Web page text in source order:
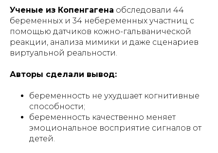
Ученые из Копенгагена обследовали 44
беременных и 34 небеременных участниц с
помощью датчиков кожно-гальванической
реакции, анализа мимики и даже сценариев
виртуальной реальности.
Авторы сделали вывод:
беременность не ухудшает когнитивные
способности;
беременность качественно меняет
эмоциональное восприятие сигналов от
детей.